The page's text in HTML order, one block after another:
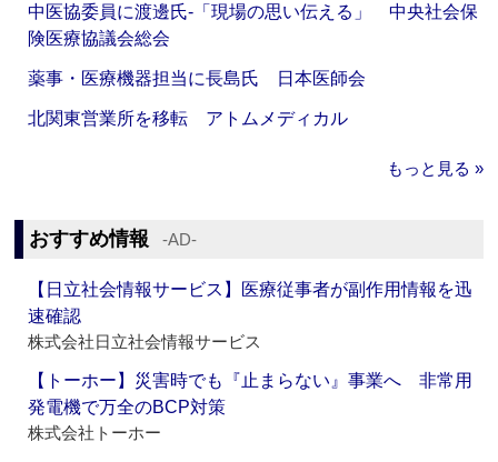
中医協委員に渡邊氏‐「現場の思い伝える」 中央社会保
険医療協議会総会
薬事・医療機器担当に長島氏 日本医師会
北関東営業所を移転 アトムメディカル
もっと見る »
おすすめ情報 ‐AD‐
【日立社会情報サービス】医療従事者が副作用情報を迅
速確認
株式会社日立社会情報サービス
【トーホー】災害時でも『止まらない』事業へ 非常用
発電機で万全のBCP対策
株式会社トーホー